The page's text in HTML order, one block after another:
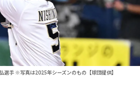
選手 ※写真は2025年シーズンのもの【球団提供】